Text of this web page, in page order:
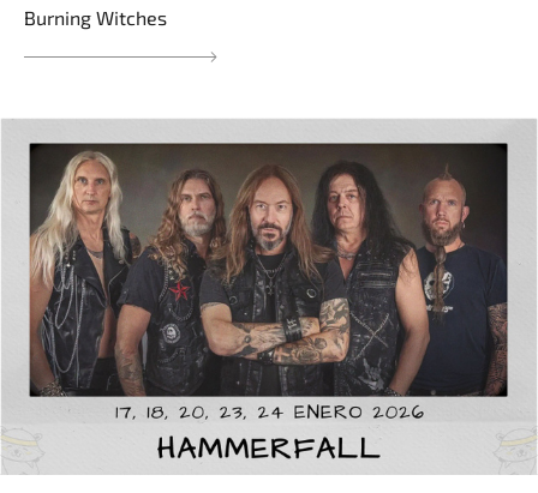
Burning Witches